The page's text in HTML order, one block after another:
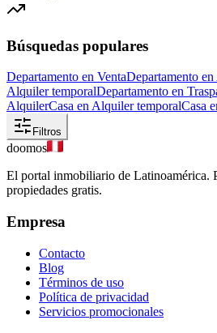
Búsquedas populares
Departamento en VentaDepartamento
Alquiler temporalDepartamento en
AlquilerCasa en Alquiler temporalCasa
Filtros
doomos
El portal inmobiliario de Latinoamérica.
propiedades gratis.
Empresa
Contacto
Blog
Términos de uso
Política de privacidad
Servicios promocionales